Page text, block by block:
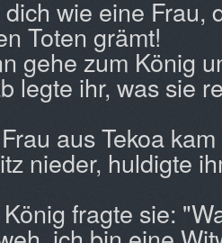
wie eine Frau,
Toten grämt!
gehe zum König
legte ihr, was sie
aus Tekoa
nieder, huldigte
fragte sie: